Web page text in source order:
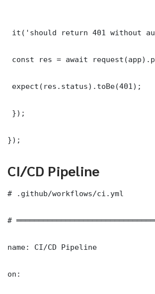
it('should return 401 without
const res = await
expect(res.status).toBe(401);
});
});
CI/CD Pipeline
# .github/workflows/ci.yml
#
name: CI/CD Pipeline
on: